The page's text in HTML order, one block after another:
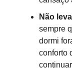
Não
sempre
dormi
conforto